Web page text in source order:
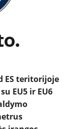
ES teritorijoje
EU5 ir EU6